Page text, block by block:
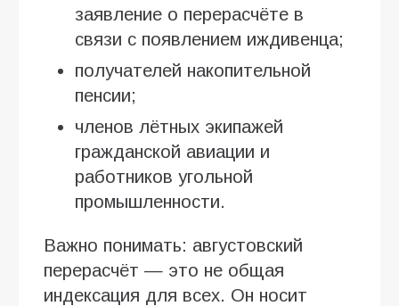
заявление о перерасчёте в
связи с появлением иждивенца;
получателей накопительной
пенсии;
членов лётных экипажей
гражданской авиации и
работников угольной
промышленности.
Важно понимать: августовский
перерасчёт — это не общая
индексация для всех. Он носит